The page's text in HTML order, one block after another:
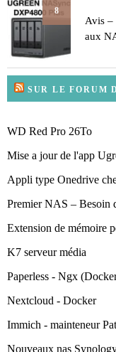
8
Avis –
aux
SUR LE FORUM
WD Red Pro 26To
Mise a jour de l'app
Appli type Onedrive
Premier NAS – Besoin
Extension de mémoire
K7 serveur média
Paperless - Ngx
Nextcloud - Docker
Immich - mainteneur
Nouveaux nas